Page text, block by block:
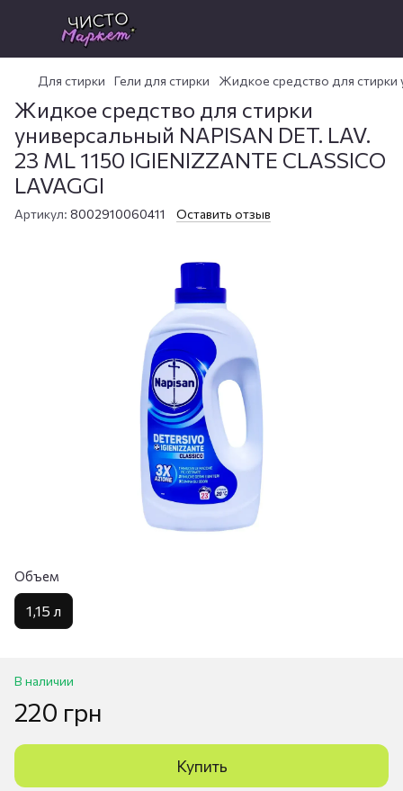
Для стирки Гели для стирки Жидкое средство для стирки
Жидкое средство для стирки
универсальный NAPISAN DET. LAV.
23 ML 1150 IGIENIZZANTE CLASSICO
LAVAGGI
Артикул: 8002910060411 Оставить отзыв
Объем
1,15 л
В наличии
220 грн
Купить